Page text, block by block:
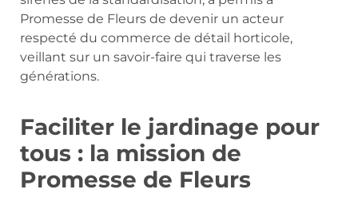
Promesse de Fleurs de devenir un acteur
respecté du commerce de détail horticole,
veillant sur un savoir-faire qui traverse les
générations.
Faciliter le jardinage pour
tous : la mission de
Promesse de Fleurs